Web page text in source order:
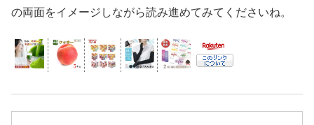
の両面をイメージしながら読み進めてみてくださいね。